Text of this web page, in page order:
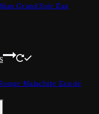
Grand Soir Eau